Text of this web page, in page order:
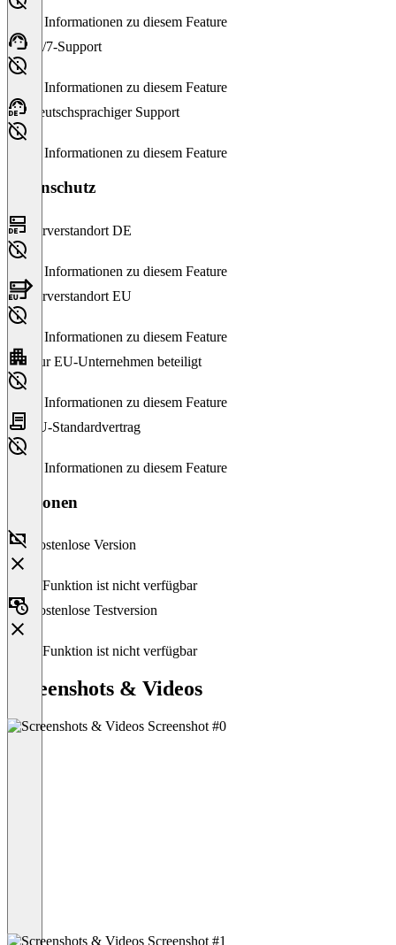
Keine Informationen zu diesem Feature
24/7-Support
Keine Informationen zu diesem Feature
Deutschsprachiger Support
Keine Informationen zu diesem Feature
Datenschutz
Serverstandort DE
Keine Informationen zu diesem Feature
Serverstandort EU
Keine Informationen zu diesem Feature
Nur EU-Unternehmen beteiligt
Keine Informationen zu diesem Feature
EU-Standardvertrag
Keine Informationen zu diesem Feature
Versionen
Kostenlose Version
Diese Funktion ist nicht verfügbar
Kostenlose Testversion
Diese Funktion ist nicht verfügbar
Screenshots & Videos